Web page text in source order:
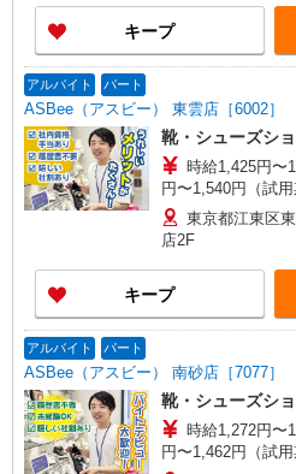
日・祝17〜20時ま
給1,472円 ※資格
キープ
アルバイト パート
ASBee（アスビー） 東雲店［6002］
靴・シューズシ
時給1,425円〜1,550円 試用期
円〜1,540円（試用期間2ヶ月
給1,425円 平日17
時〜 時給1,500円
日・祝17〜20時ま
給1,550円 ※資格
東京都江東区
店2F
キープ
アルバイト パート
ASBee（アスビー） 南砂店［7077］
靴・シューズシ
時給1,272円〜1,472円 試用期
円〜1,462円（試用期間2ヶ月